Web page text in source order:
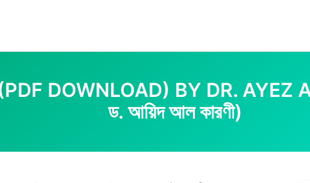
DOWNLOAD) BY DR. AYEZ AL-
ড. আয়িদ আল কারণী)